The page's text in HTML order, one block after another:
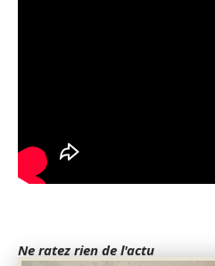
Ne ratez rien de l'actu